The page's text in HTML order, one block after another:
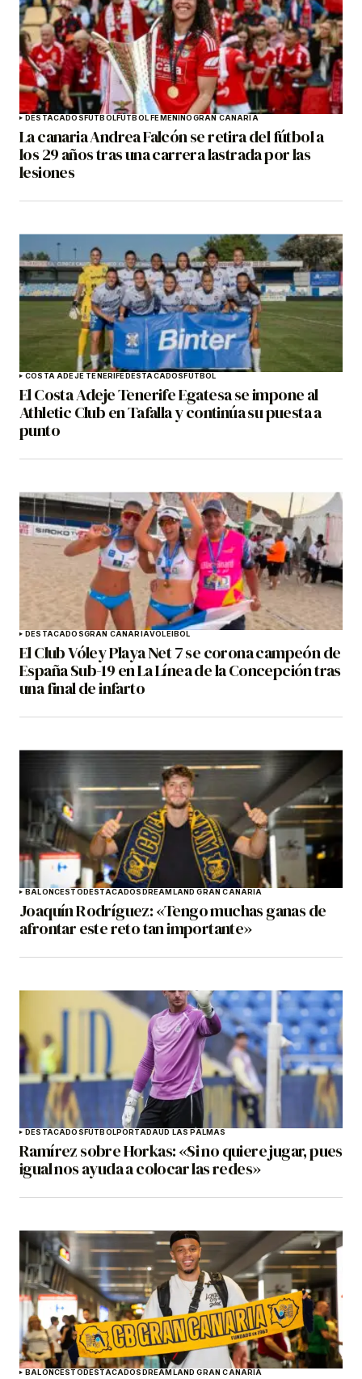
DESTACADOS FÚTBOLFÚTBOL FEMENINOGRAN CANARIA
La canaria Andrea Falcón se retira del fútbol a
los 29 años tras una carrera lastrada por las
lesiones
COSTA ADEJE TENERIFE DESTACADOS FÚTBOL
El Costa Adeje Tenerife Egatesa se impone al
Athletic Club en Tafalla y continúa su puesta a
punto
DESTACADOSGRAN CANARIAVOLEIBOL
El Club Vóley Playa Net 7 se corona campeón de
España Sub-19 en La Línea de la Concepción tras
una final de infarto
BALONCESTO DESTACADOS DREAMLAND GRAN CANARIA
Joaquín Rodríguez: «Tengo muchas ganas de
afrontar este reto tan importante»
DESTACADOS FÚTBOLPORTADAUD LAS PALMAS
Ramírez sobre Horkas: «Si no quiere jugar, pues
igual nos ayuda a colocar las redes»
BALONCESTO DESTACADOS DREAMLAND GRAN CANARIA